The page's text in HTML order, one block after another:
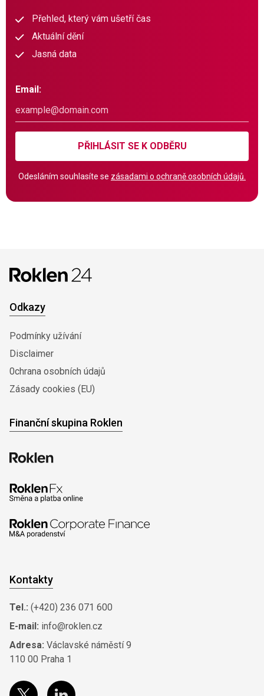
Přehled, který vám ušetří čas
Aktuální dění
Jasná data
Email:
PŘIHLÁSIT SE K ODBĚRU
Odesláním souhlasíte se zásadami o ochraně osobních údajů.
Odkazy
Podmínky užívání
Disclaimer
0chrana osobních údajů
Zásady cookies (EU)
Finanční skupina Roklen
Kontakty
Tel.: (+420) 236 071 600
E-mail: info@roklen.cz
Adresa: Václavské náměstí 9
110 00 Praha 1